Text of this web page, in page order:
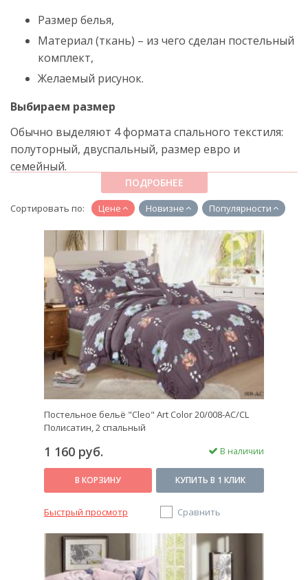
Размер белья,
Материал (ткань) – из чего сделан постельный
комплект,
Желаемый рисунок.
Выбираем размер
Обычно выделяют 4 формата спального текстиля:
полуторный, двуспальный, размер евро и
семейный.
В качестве последнего отлично подойдет комплект
черного цвета с красными розами (это очень
Все варианты укомплектованы простыней,
пододеяльником и двумя наволочками 70 на 70 см
или 70 на 50 см (для евро варианта). Кстати, в евро
комплекте 4 наволочки – 2 большие и 2 маленькие.
Размер зависит от габаритов вашей кровати и
количества людей, которые будут спать на ней
(один или два).
Важно, из чего сделано постельное белье
c цветами
Наш магазин"Пастельные тона"
белье в мелкий цветочек из сатина, шелка, тенселя
и других качественных материалов.
Классическим вариантом является шелк – это ткань
естественного происхождения. Она приятна на
ощупь, блестящая и гладкая.
Сатин – эта ткань сделана из хлопка.
Определенным образом закрученные волокна
ПОДРОБНЕЕ
Сортировать по: Цене Новизне Популярности
Постельное бельё "Cleo" Art Color 20/008-AC/CL
Полисатин, 2 спальный
1 160 руб. В наличии
В КОРЗИНУ КУПИТЬ В 1 КЛИК
Быстрый просмотр Сравнить